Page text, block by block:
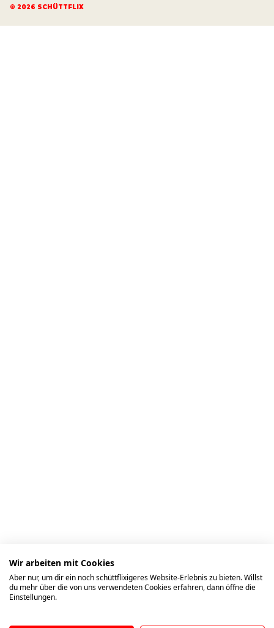
© 2026 SCHÜTTFLIX
Wir arbeiten mit Cookies
Aber nur, um dir ein noch schüttflixigeres Website-Erlebnis zu bieten. Willst
du mehr über die von uns verwendeten Cookies erfahren, dann öffne die
Einstellungen.